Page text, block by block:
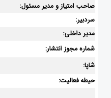
صاحب امتیاز و مدیر مسئول:
سردبیر:
مدیر داخلی:
شماره مجوز انتشار:
شاپا:
حیطه فعالیت: